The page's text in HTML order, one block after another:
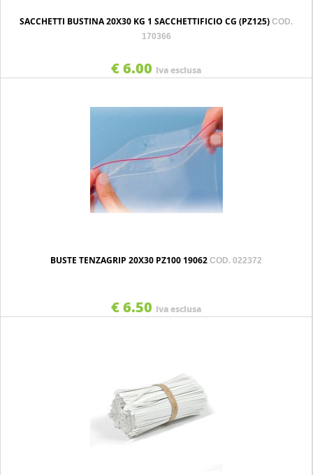
SACCHETTI BUSTINA 20X30 KG 1 SACCHETTIFICIO CG (PZ125) COD.
170366
€ 6.00 Iva esclusa
BUSTE TENZAGRIP 20X30 PZ100 19062 COD. 022372
€ 6.50 Iva esclusa